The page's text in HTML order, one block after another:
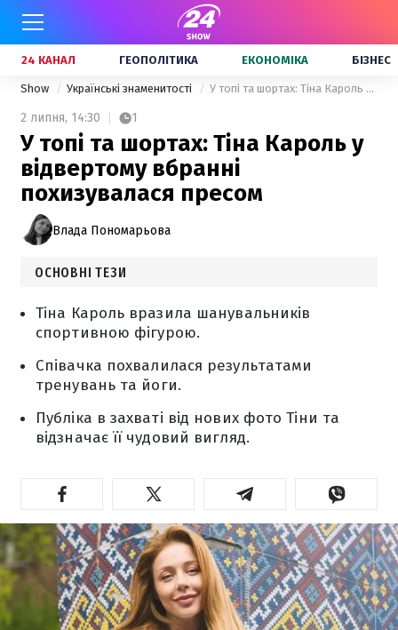
24 КАНАЛ ГЕОПОЛІТИКА ЕКОНОМІКА БІЗНЕС
Show Українські знаменитості У топі та шортах: Тіна Кароль у відвертому вбранні похизувалася пресом
2 липня, 14:30 1
У топі та шортах: Тіна Кароль у
відвертому вбранні
похизувалася пресом
Влада Пономарьова
ОСНОВНІ ТЕЗИ
Тіна Кароль вразила шанувальників
спортивною фігурою.
Співачка похвалилася результатами
тренувань та йоги.
Публіка в захваті від нових фото Тіни та
відзначає її чудовий вигляд.